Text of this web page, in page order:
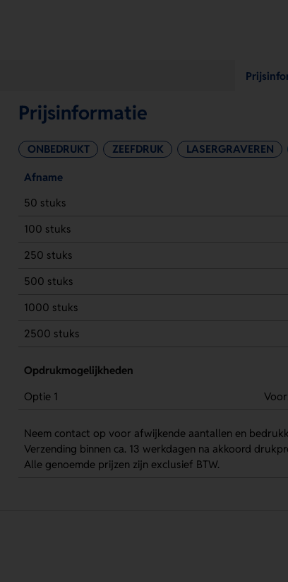
Prijsinformatie
ONBEDRUKT ZEEFDRUK LASERGRAVEREN
Afname
50 stuks
100 stuks
250 stuks
500 stuks
1000 stuks
2500 stuks
Opdrukmogelijkheden
Optie 1
Neem contact op voor afwijkende aantallen en
Verzending binnen ca. 13 werkdagen na akkoord
Alle genoemde prijzen zijn exclusief BTW.